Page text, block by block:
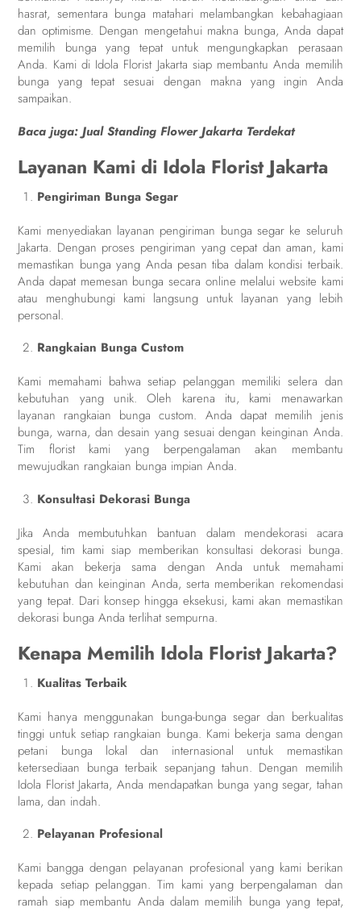
hasrat, sementara bunga matahari melambangkan kebahagiaan
dan optimisme. Dengan mengetahui makna bunga, Anda dapat
memilih bunga yang tepat untuk mengungkapkan perasaan
Anda. Kami di Idola Florist Jakarta siap membantu Anda memilih
bunga yang tepat sesuai dengan makna yang ingin Anda
sampaikan.
Baca juga:Jual Standing Flower Jakarta Terdekat
Layanan Kami di Idola Florist Jakarta
Pengiriman Bunga Segar
Kami menyediakan layanan pengiriman bunga segar ke seluruh
Jakarta. Dengan proses pengiriman yang cepat dan aman, kami
memastikan bunga yang Anda pesan tiba dalam kondisi terbaik.
Anda dapat memesan bunga secara online melalui website kami
atau menghubungi kami langsung untuk layanan yang lebih
personal.
Rangkaian Bunga Custom
Kami memahami bahwa setiap pelanggan memiliki selera dan
kebutuhan yang unik. Oleh karena itu, kami menawarkan
layanan rangkaian bunga custom. Anda dapat memilih jenis
bunga, warna, dan desain yang sesuai dengan keinginan Anda.
Tim florist kami yang berpengalaman akan membantu
mewujudkan rangkaian bunga impian Anda.
Konsultasi Dekorasi Bunga
Jika Anda membutuhkan bantuan dalam mendekorasi acara
spesial, tim kami siap memberikan konsultasi dekorasi bunga.
Kami akan bekerja sama dengan Anda untuk memahami
kebutuhan dan keinginan Anda, serta memberikan rekomendasi
yang tepat. Dari konsep hingga eksekusi, kami akan memastikan
dekorasi bunga Anda terlihat sempurna.
Kenapa Memilih Idola Florist Jakarta?
Kualitas Terbaik
Kami hanya menggunakan bunga-bunga segar dan berkualitas
tinggi untuk setiap rangkaian bunga. Kami bekerja sama dengan
petani bunga lokal dan internasional untuk memastikan
ketersediaan bunga terbaik sepanjang tahun. Dengan memilih
Idola Florist Jakarta, Anda mendapatkan bunga yang segar, tahan
lama, dan indah.
Pelayanan Profesional
Kami bangga dengan pelayanan profesional yang kami berikan
kepada setiap pelanggan. Tim kami yang berpengalaman dan
ramah siap membantu Anda dalam memilih bunga yang tepat,